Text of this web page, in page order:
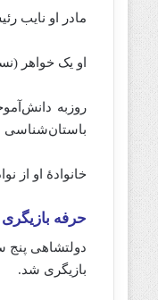
مادر او نایب
او یک خواهر
روزبه
باستان‌شناسی
خانوادهٔ او از
حرفه
بازیگری شد.